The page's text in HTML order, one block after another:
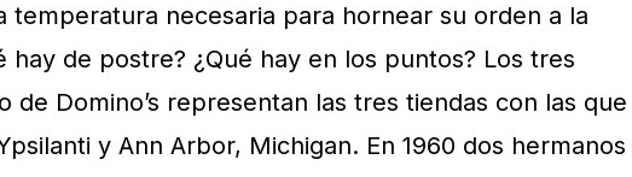
temperatura necesaria para hornear su orden a la
hay de postre? ¿Qué hay en los puntos? Los tres
de Domino’s representan las tres tiendas con las que
y Ann Arbor, Michigan. En 1960 dos hermanos